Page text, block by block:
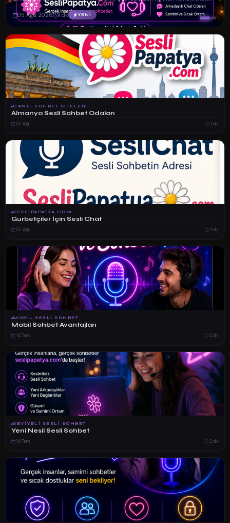
Özellikle Fra...
05 Ağu 2026 1 dk YENİ
CANLI SOHBET SITELERI
Almanya Sesli Sohbet Odaları
02 Ağu 1 dk
SESLIPAPATYA.COM
Gurbetçiler İçin Sesli Chat
02 Ağu 1 dk
MOBIL SESLI SOHBET
Mobil Sohbet Avantajları
14 Tem 2 dk
SEVIYELI SESLI SOHBET
Yeni Nesil Sesli Sohbet
14 Tem 2 dk